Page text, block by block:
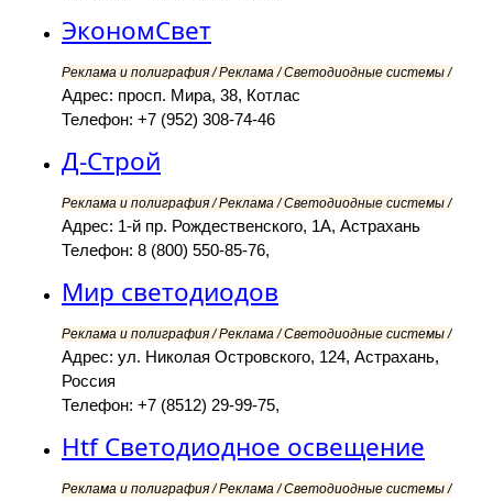
ЭкономСвет
Реклама и полиграфия / Реклама / Светодиодные системы /
Адрес: просп. Мира, 38, Котлас
Телефон: +7 (952) 308-74-46
Д-Строй
Реклама и полиграфия / Реклама / Светодиодные системы /
Адрес: 1-й пр. Рождественского, 1А, Астрахань
Телефон: 8 (800) 550-85-76,
Мир светодиодов
Реклама и полиграфия / Реклама / Светодиодные системы /
Адрес: ул. Николая Островского, 124, Астрахань,
Россия
Телефон: +7 (8512) 29-99-75,
Htf Светодиодное освещение
Реклама и полиграфия / Реклама / Светодиодные системы /